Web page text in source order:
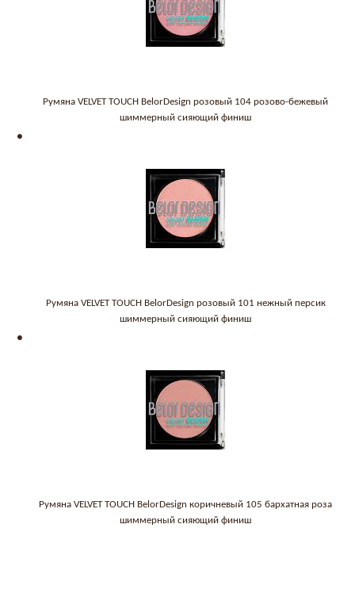
Румяна VELVET TOUCH BelorDesign розовый 104 розово-бежевый
шиммерный сияющий финиш
Румяна VELVET TOUCH BelorDesign розовый 101 нежный персик
шиммерный сияющий финиш
Румяна VELVET TOUCH BelorDesign коричневый 105 бархатная роза
шиммерный сияющий финиш